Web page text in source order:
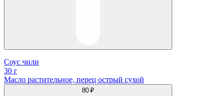
Соус чили
30 г
Масло растительное, перец острый сухой
80 ₽